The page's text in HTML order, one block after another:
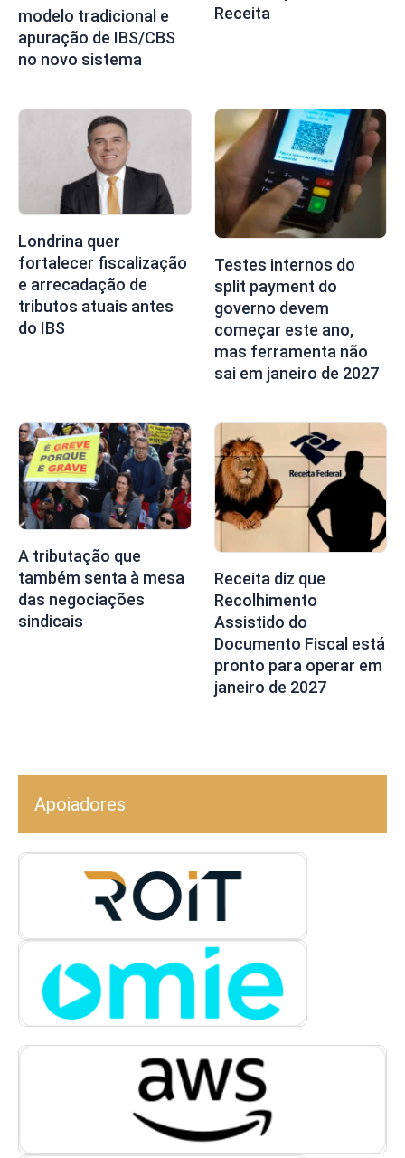
modelo tradicional e
apuração de IBS/CBS
no novo sistema
Receita
Londrina quer
fortalecer fiscalização
e arrecadação de
tributos atuais antes
do IBS
Testes internos do
split payment do
governo devem
começar este ano,
mas ferramenta não
sai em janeiro de 2027
A tributação que
também senta à mesa
das negociações
sindicais
Receita diz que
Recolhimento
Assistido do
Documento Fiscal está
pronto para operar em
janeiro de 2027
Apoiadores